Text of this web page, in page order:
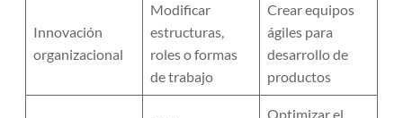
Innovación
organizacional
Modificar
estructuras,
roles o formas
de trabajo
Crear equipos
ágiles para
desarrollo de
productos
Optimizar el